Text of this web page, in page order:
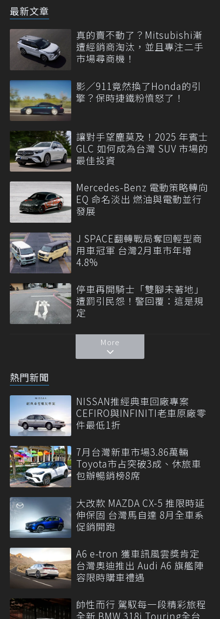
最新文章
真的賣不動了？Mitsubishi漸
遭經銷商淘汰，並且專注二手
市場尋商機！
影／911竟然換了Honda的引
擎？保時捷鐵粉憤怒了！
讓對手望塵莫及！2025 年賓士
GLC 如何成為台灣 SUV 市場的
最佳投資
Mercedes-Benz 電動策略轉向
EQ 命名淡出 燃油與電動並行
發展
J SPACE翻轉戰局奪回輕型商
用車冠軍 台灣2月車市年增
4.8%
停車再開騎士「雙腳未著地」
遭罰引民怨！警回覆：這是規
定
More
熱門新聞
NISSAN推經典車回廠專案
CEFIRO與INFINITI老車原廠零
件最低1折
7月台灣新車市場3.86萬輛
Toyota市占突破3成、休旅車
包辦暢銷榜8席
大改款 MAZDA CX-5 推限時延
伸保固 台灣馬自達 8月全車系
促銷開跑
A6 e-tron 獲車訊風雲獎肯定
台灣奧迪推出 Audi A6 旗艦陣
容限時購車禮遇
帥性而行 駕馭每一段精彩旅程
全新 BMW 318i Touring全台